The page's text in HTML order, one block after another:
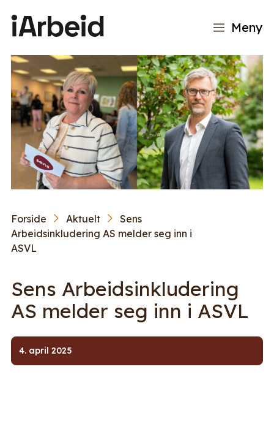
Meny
Forside Aktuelt
Sens
Arbeidsinkludering AS melder seg inn i
ASVL
Sens Arbeidsinkludering
AS melder seg inn i ASVL
4. april 2025